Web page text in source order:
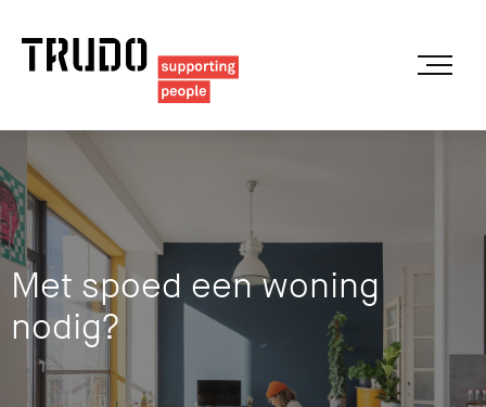
Met spoed een woning
nodig?